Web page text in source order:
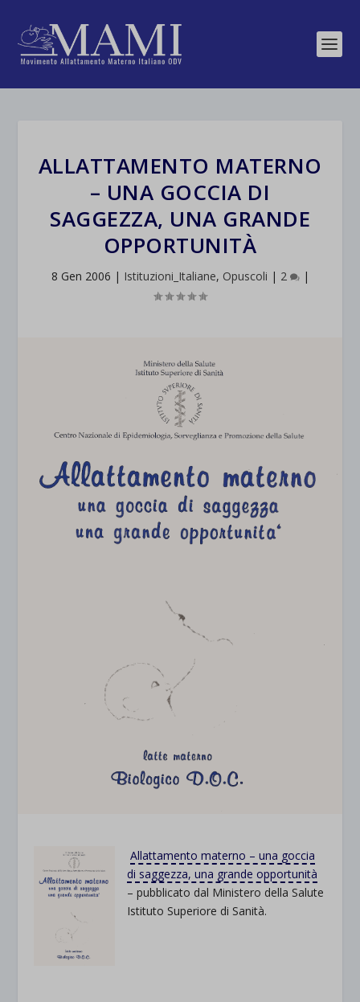
ALLATTAMENTO MATERNO
– UNA GOCCIA DI
SAGGEZZA, UNA GRANDE
OPPORTUNITÀ
8 Gen 2006 | Istituzioni_Italiane, Opuscoli | 2 |
Allattamento materno – una goccia
di saggezza, una grande opportunità
– pubblicato dal Ministero della Salute
Istituto Superiore di Sanità.